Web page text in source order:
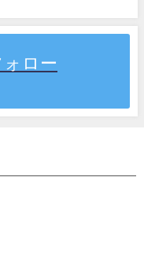
ロー